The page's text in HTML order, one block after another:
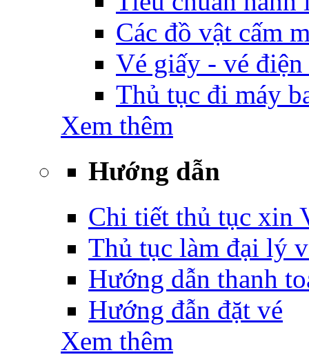
Các đồ vật cấm
Vé giấy - vé
Thủ tục đi máy
Xem thêm
Hướng dẫn
Chi tiết thủ tục xin
Thủ tục làm đại lý
Hướng dẫn thanh
Hướng đẫn đặt vé
Xem thêm